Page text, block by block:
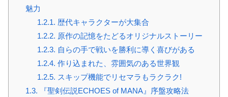
魅力
1.2.1. 歴代キャラクターが大集合
1.2.2. 原作の記憶をたどるオリジナルストーリー
1.2.3. 自らの手で戦いを勝利に導く喜びがある
1.2.4. 作り込まれた、雰囲気のある世界観
1.2.5. スキップ機能でリセマラもラクラク!
1.3. 『聖剣伝説ECHOES of MANA』序盤攻略法